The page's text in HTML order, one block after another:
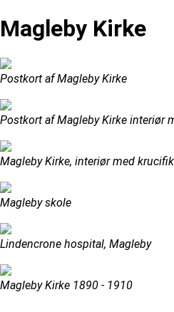
Magleby Kirke
Postkort af Magleby Kirke
Postkort af Magleby Kirke interiør
Magleby Kirke, interiør med
Magleby skole
Lindencrone hospital, Magleby
Magleby Kirke 1890 - 1910